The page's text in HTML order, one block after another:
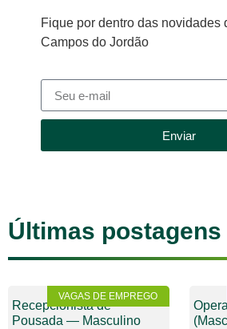
Fique por dentro das novidades
Campos do Jordão
Enviar
Últimas postagens
VAGAS DE EMPREGO
Recepcionista de
Pousada — Masculino